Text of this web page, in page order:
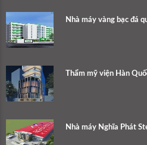
Nhà máy vàng bạc đá
Thẩm mỹ viện Hàn
Nhà máy Nghĩa Phát